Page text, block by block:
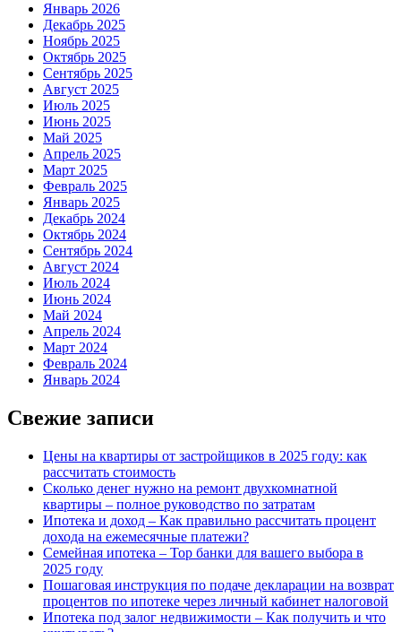
Январь 2026
Декабрь 2025
Ноябрь 2025
Октябрь 2025
Сентябрь 2025
Август 2025
Июль 2025
Июнь 2025
Май 2025
Апрель 2025
Март 2025
Февраль 2025
Январь 2025
Декабрь 2024
Октябрь 2024
Сентябрь 2024
Август 2024
Июль 2024
Июнь 2024
Май 2024
Апрель 2024
Март 2024
Февраль 2024
Январь 2024
Свежие записи
Цены на квартиры от застройщиков в 2025 году: как
рассчитать стоимость
Сколько денег нужно на ремонт двухкомнатной
квартиры – полное руководство по затратам
Ипотека и доход – Как правильно рассчитать процент
дохода на ежемесячные платежи?
Семейная ипотека – Top банки для вашего выбора в
2025 году
Пошаговая инструкция по подаче декларации на возврат
процентов по ипотеке через личный кабинет налоговой
Ипотека под залог недвижимости – Как получить и что